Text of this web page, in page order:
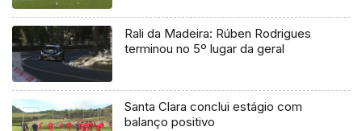
Rali da Madeira: Rúben Rodrigues
terminou no 5º lugar da geral
Santa Clara conclui estágio com
balanço positivo